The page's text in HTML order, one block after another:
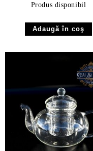
Produs disponibil